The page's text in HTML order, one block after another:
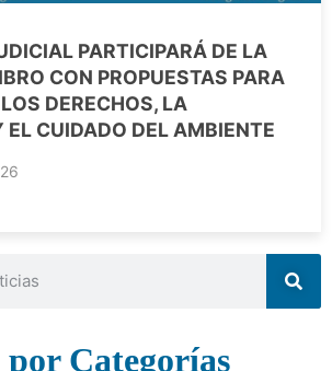
PARTICIPARÁ DE LA
CON PROPUESTAS PARA
DERECHOS, LA
EL CUIDADO DEL AMBIENTE
por Categorías